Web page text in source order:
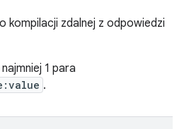
kompilacji zdalnej z odpowiedzi
1 para
.